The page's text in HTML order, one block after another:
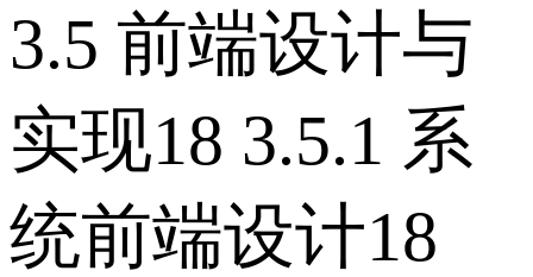
3.5 前端设计与
实现18 3.5.1 系
统前端设计18